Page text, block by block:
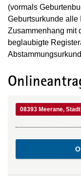
(vormals
Geburtsurkunde alle
Zusammenhang mit
beglaubigte
08393 Meerane, Stadt